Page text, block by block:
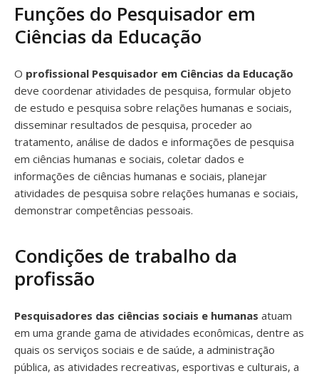
Funções do Pesquisador em
Ciências da Educação
O profissional Pesquisador em Ciências da Educação
deve coordenar atividades de pesquisa, formular objeto
de estudo e pesquisa sobre relações humanas e sociais,
disseminar resultados de pesquisa, proceder ao
tratamento, análise de dados e informações de pesquisa
em ciências humanas e sociais, coletar dados e
informações de ciências humanas e sociais, planejar
atividades de pesquisa sobre relações humanas e sociais,
demonstrar competências pessoais.
Condições de trabalho da
profissão
Pesquisadores das ciências sociais e humanas atuam
em uma grande gama de atividades econômicas, dentre as
quais os serviços sociais e de saúde, a administração
pública, as atividades recreativas, esportivas e culturais, a